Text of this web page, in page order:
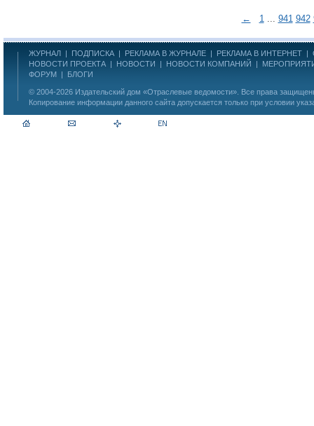
← 1... 941 942
ЖУРНАЛ | ПОДПИСКА | РЕКЛАМА В ЖУРНАЛЕ | РЕКЛАМА В ИНТЕРНЕТ |
НОВОСТИ ПРОЕКТА | НОВОСТИ | НОВОСТИ КОМПАНИЙ |
ФОРУМ | БЛОГИ
© 2004-2026 Издательский дом «Отраслевые ведомости» . Все права
Копирование информации данного сайта допускается только при условии